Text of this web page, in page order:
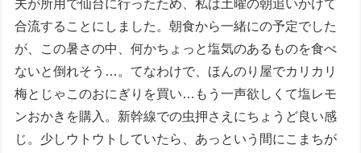
夫が所用で仙台に行ったため、私は土曜の朝追いかけて
合流することにしました。朝食から一緒にの予定でした
が、この暑さの中、何かちょっと塩気のあるものを食べ
ないと倒れそう…。てなわけで、ほんのり屋でカリカリ
梅とじゃこのおにぎりを買い…もう一声欲しくて塩レモ
ンおかきを購入。新幹線での虫押さえにちょうど良い感
じ。少しウトウトしていたら、あっという間にこまちが